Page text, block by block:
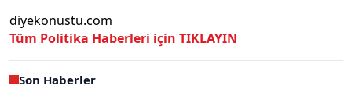
diyekonustu.com
Tüm Politika Haberleri için TIKLAYIN
Son Haberler